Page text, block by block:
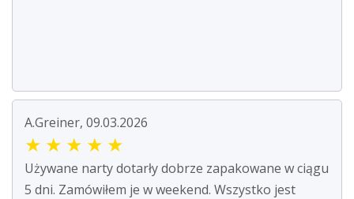
A.Greiner, 09.03.2026
★ ★ ★ ★ ★
Używane narty dotarły dobrze zapakowane w ciągu
5 dni. Zamówiłem je w weekend. Wszystko jest